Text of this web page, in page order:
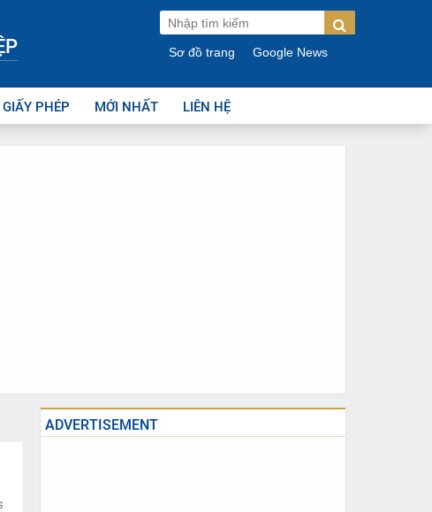
GIẤY PHÉP MỚI NHẤT LIÊN HỆ
Sơ đồ trang Google News
ADVERTISEMENT